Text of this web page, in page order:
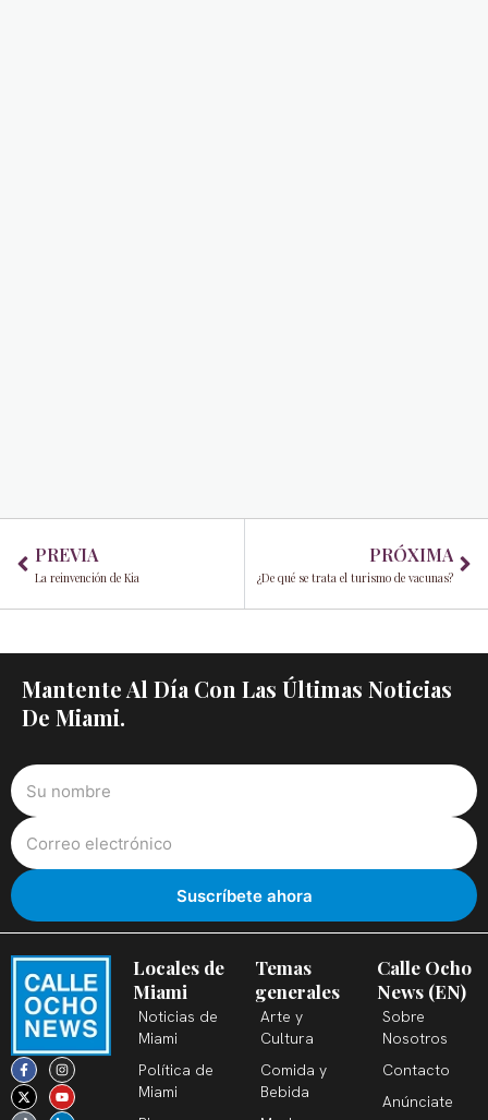
PREVIA
La reinvención de Kia
PRÓXIMA
¿De qué se trata el turismo de vacunas?
Mantente Al Día Con Las Últimas Noticias
De Miami.
F
a
c
e
b
I
n
s
t
a
X
-
t
w
i
Y
o
u
t
u
T
i
k
t
o
L
i
n
k
e
Locales de
Miami
Noticias de
Miami
Política de
Miami
Temas
generales
Arte y
Cultura
Comida y
Bebida
Calle Ocho
News (EN)
Sobre
Nosotros
Contacto
Anúnciate